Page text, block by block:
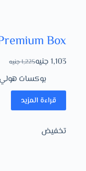
Box
1,225جنيه 1,103 جنيه
بوكسات
قراءة المزيد
تخفيض